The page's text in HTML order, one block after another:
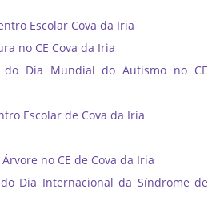
Escolar Cova da Iria
no CE Cova da Iria
do Dia Mundial do Autismo no CE
Escolar de Cova da Iria
no CE de Cova da Iria
do Dia Internacional da Síndrome de